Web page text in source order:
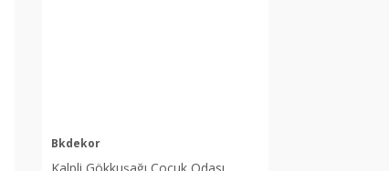
Bkdekor